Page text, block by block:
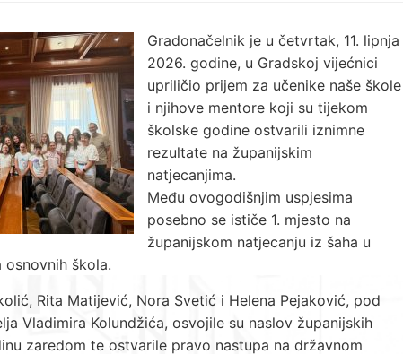
Gradonačelnik je u četvrtak, 11. lipnja
2026. godine, u Gradskoj vijećnici
upriličio prijem za učenike naše škole
i njihove mentore koji su tijekom
školske godine ostvarili iznimne
rezultate na županijskim
natjecanjima.
Među ovogodišnjim uspjesima
posebno se ističe 1. mjesto na
županijskom natjecanju iz šaha u
škola.
Rita Matijević, Nora Svetić i Helena Pejaković, pod
Vladimira Kolundžića, osvojile su naslov županijskih
zaredom te ostvarile pravo nastupa na državnom